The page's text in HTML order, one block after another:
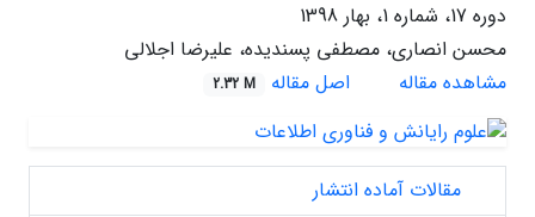
دوره 17، شماره 1، بهار 1398
محسن انصاری، مصطفی پسندیده، علیرضا اجلالی
مشاهده مقاله
اصل مقاله 2.32 M
مقالات آماده انتشار